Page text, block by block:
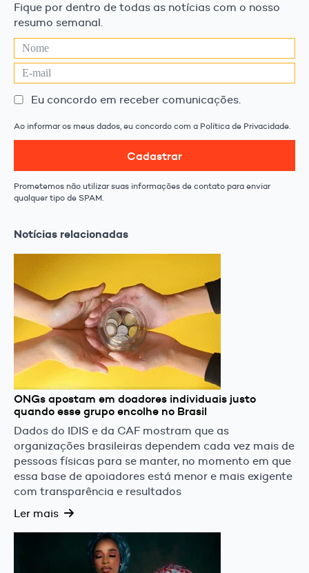
Fique por dentro de todas as notícias com o nosso
resumo semanal.
Eu concordo em receber comunicações.
Ao informar os meus dados, eu concordo com a Política de Privacidade.
Cadastrar
Prometemos não utilizar suas informações de contato para enviar
qualquer tipo de SPAM.
Notícias relacionadas
ONGs apostam em doadores individuais justo
quando esse grupo encolhe no Brasil
Dados do IDIS e da CAF mostram que as
organizações brasileiras dependem cada vez mais de
pessoas físicas para se manter, no momento em que
essa base de apoiadores está menor e mais exigente
com transparência e resultados
Ler mais